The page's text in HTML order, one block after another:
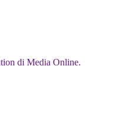
di Media Online.